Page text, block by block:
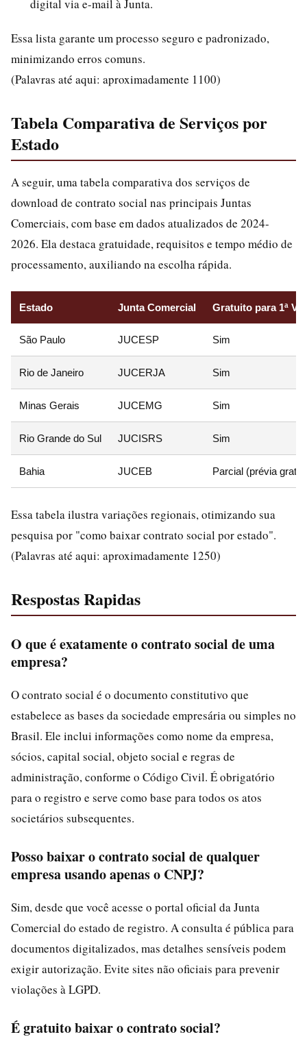
digital via e-mail à Junta.
Essa lista garante um processo seguro e padronizado,
minimizando erros comuns.
(Palavras até aqui: aproximadamente 1100)
Tabela Comparativa de Serviços por
Estado
A seguir, uma tabela comparativa dos serviços de
download de contrato social nas principais Juntas
Comerciais, com base em dados atualizados de 2024-
2026. Ela destaca gratuidade, requisitos e tempo médio de
processamento, auxiliando na escolha rápida.
Estado Junta Comercial Gratuito para 1ª
São Paulo JUCESP Sim
Rio de Janeiro JUCERJA Sim
Minas Gerais JUCEMG Sim
Rio Grande do Sul JUCISRS Sim
Bahia JUCEB Parcial (prévia
Essa tabela ilustra variações regionais, otimizando sua
pesquisa por "como baixar contrato social por estado".
(Palavras até aqui: aproximadamente 1250)
Respostas Rapidas
O que é exatamente o contrato social de uma
empresa?
O contrato social é o documento constitutivo que
estabelece as bases da sociedade empresária ou simples no
Brasil. Ele inclui informações como nome da empresa,
sócios, capital social, objeto social e regras de
administração, conforme o Código Civil. É obrigatório
para o registro e serve como base para todos os atos
societários subsequentes.
Posso baixar o contrato social de qualquer
empresa usando apenas o CNPJ?
Sim, desde que você acesse o portal oficial da Junta
Comercial do estado de registro. A consulta é pública para
documentos digitalizados, mas detalhes sensíveis podem
exigir autorização. Evite sites não oficiais para prevenir
violações à LGPD.
É gratuito baixar o contrato social?